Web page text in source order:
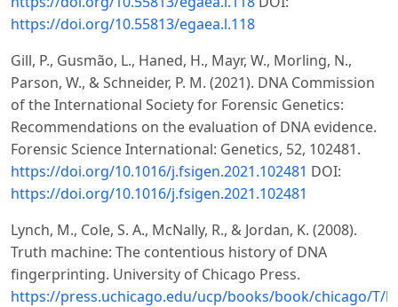
https://doi.org/10.55813/egaea.l.118
Gill, P., Gusmão, L., Haned, H., Mayr, W., Morling, N.,
Parson, W., & Schneider, P. M. (2021). DNA Commission
of the International Society for Forensic Genetics:
Recommendations on the evaluation of DNA evidence.
Forensic Science International: Genetics, 52, 102481.
https://doi.org/10.1016/j.fsigen.2021.102481 DOI:
https://doi.org/10.1016/j.fsigen.2021.102481
Lynch, M., Cole, S. A., McNally, R., & Jordan, K. (2008).
Truth machine: The contentious history of DNA
fingerprinting. University of Chicago Press.
https://press.uchicago.edu/ucp/books/book/chicago/T/